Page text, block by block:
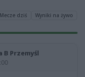
Mecze dziś Wyniki na żywo
B Przemyśl